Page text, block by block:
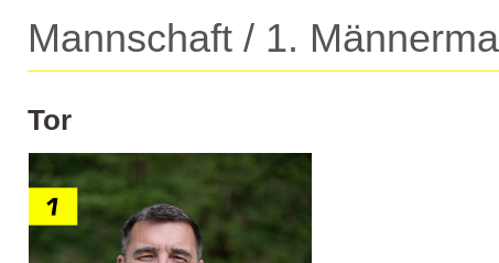
Mannschaft / 1.
Tor